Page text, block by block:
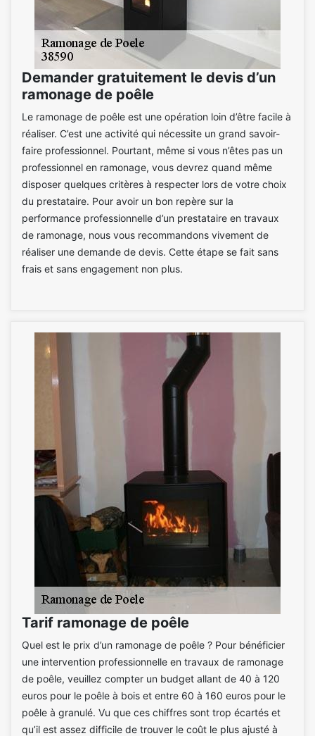
Demander gratuitement le devis d’un
ramonage de poêle
Le ramonage de poêle est une opération loin d’être facile à
réaliser. C’est une activité qui nécessite un grand savoir-
faire professionnel. Pourtant, même si vous n’êtes pas un
professionnel en ramonage, vous devrez quand même
disposer quelques critères à respecter lors de votre choix
du prestataire. Pour avoir un bon repère sur la
performance professionnelle d’un prestataire en travaux
de ramonage, nous vous recommandons vivement de
réaliser une demande de devis. Cette étape se fait sans
frais et sans engagement non plus.
Tarif ramonage de poêle
Quel est le prix d’un ramonage de poêle ? Pour bénéficier
une intervention professionnelle en travaux de ramonage
de poêle, veuillez compter un budget allant de 40 à 120
euros pour le poêle à bois et entre 60 à 160 euros pour le
poêle à granulé. Vu que ces chiffres sont trop écartés et
qu’il est assez difficile de trouver le coût le plus ajusté à